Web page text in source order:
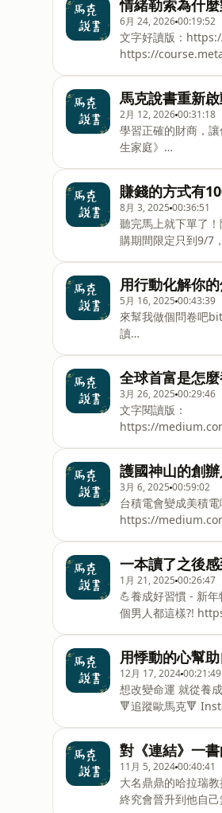
情緒勒索為什
6月 24, 202600:19:52
文字好讀版：
https://
https://
馬克說書重新
2月 12, 202600:31:18
學習正確的財商，
生家庭》
https://pse.is/
賺錢的方式有
8月 3, 2025 00:36:51
聽完馬上就下單了
購期間限定只到9/7
https://
明天做
Instagram▶⁠⁠⁠⁠⁠⁠⁠⁠⁠⁠⁠⁠⁠⁠⁠⁠⁠https://
用行動化解你
5月 16, 2025 00:43:39
來幫我做個問卷吧⁠
讀
版：⁠https://
全球首富是怎
3月 26, 2025 00:29:46
文字閱讀版：
https://
護國神山的創
3月 6, 2025 00:59:02
台積電會變成美積
https://
一本讀了之後
1月 21, 2025 00:26:47
💪養成好習慣 - 新年特
個男人都這樣?! https://
▶⁠⁠⁠⁠⁠⁠⁠⁠⁠⁠⁠https://
用悸動的心幫
12月 17, 202400:21:49
想改變命運 就從養成新的好習慣開始 💪養成好習慣 -
🔻追蹤歐馬克🔻
▶⁠⁠⁠⁠⁠⁠⁠⁠⁠⁠https://medium.com/
▶ ⁠⁠⁠⁠⁠⁠⁠⁠⁠⁠⁠⁠⁠⁠
對《連結》一
11月 5, 202400:40:41
大名鼎鼎的哈拉瑞
終究會晉升到他自己無法勝任的位置 你怎麼詮釋一個觀念，